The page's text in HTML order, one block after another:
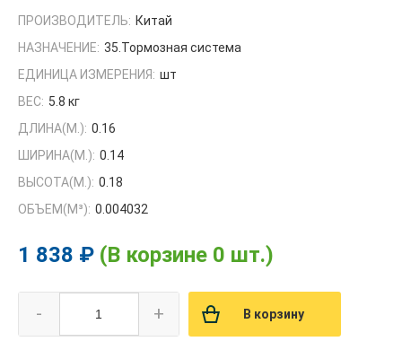
ПРОИЗВОДИТЕЛЬ: Китай
НАЗНАЧЕНИЕ: 35.Тормозная система
ЕДИНИЦА ИЗМЕРЕНИЯ: шт
ВЕС: 5.8 кг
ДЛИНА(М.): 0.16
ШИРИНА(М.): 0.14
ВЫСОТА(М.): 0.18
ОБЪЕМ(M³): 0.004032
1 838 ₽ (В корзине 0 шт.)
- + В корзину